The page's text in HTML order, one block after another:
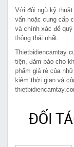
Với đội ngũ kỹ
vấn hoặc cung cấp
và chính xác để
thông thái nhất.
Thietbidiencamtay
tiện, đảm bảo cho
phẩm giá rẻ của
kiệm thời gian và
ĐỐI